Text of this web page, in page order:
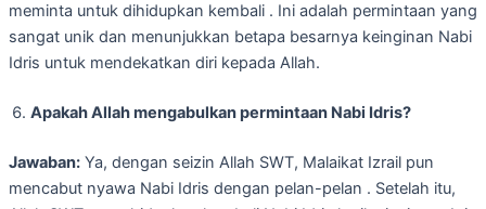
meminta untuk dihidupkan kembali . Ini adalah permintaan yang
sangat unik dan menunjukkan betapa besarnya keinginan Nabi
Idris untuk mendekatkan diri kepada Allah.
Apakah Allah mengabulkan permintaan Nabi Idris?
Jawaban: Ya, dengan seizin Allah SWT, Malaikat Izrail pun
mencabut nyawa Nabi Idris dengan pelan-pelan . Setelah itu,